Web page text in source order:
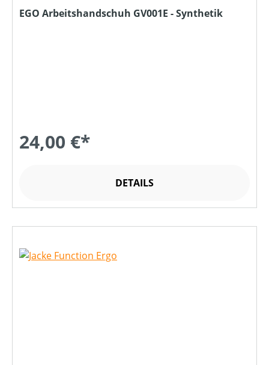
EGO Arbeitshandschuh GV001E - Synthetik
24,00 €*
DETAILS